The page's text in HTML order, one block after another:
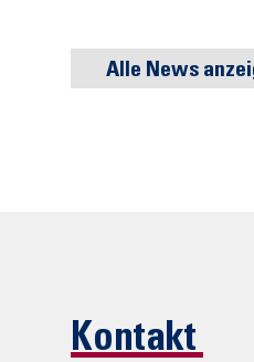
Alle News
Kontakt